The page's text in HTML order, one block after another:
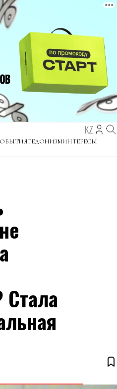
KZ
ГЕДОНИЗМИНТЕРЕСЫ
Стала